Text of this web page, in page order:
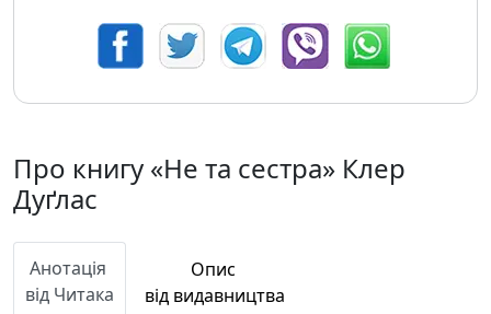
Про книгу «Не та сестра» Клер
Дуґлас
Анотація
від Читака
Опис
від видавництва